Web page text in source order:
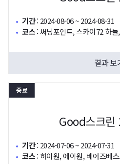
기간: 2024-08-06 ~ 2024-08-31
코스:써닝포인트, 스카이72 하
결과 보
종료
Good스크린
기간: 2024-07-06 ~ 2024-07-31
코스: 하이원, 에이원, 베어즈베